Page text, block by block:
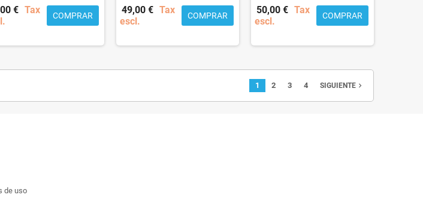
€ Tax
COMPRAR 49,00 € Tax
escl.
COMPRAR 50,00 € Tax
escl.
COMPRAR
1 2 3 4 SIGUIENTEnavigate_next
de uso